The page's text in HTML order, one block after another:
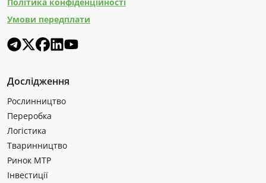
Умови передплати
Дослідження
Рослинництво
Переробка
Логістика
Тваринництво
Ринок МТР
Інвестиції